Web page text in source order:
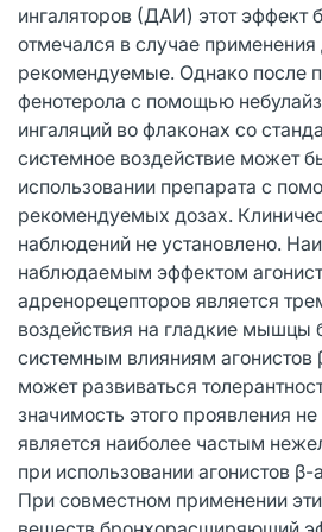
ингаляторов (ДАИ) этот эффект
отмечался в случае
рекомендуемые. Однако после
фенотерола с помощью
ингаляций во флаконах со
системное воздействие может
использовании препарата с
рекомендуемых дозах.
наблюдений не установлено.
наблюдаемым эффектом
адренорецепторов является
воздействия на гладкие мышцы
системным влияниям агонистов
может развиваться
значимость этого проявления
является наиболее частым
при использовании агонистов
При совместном применении